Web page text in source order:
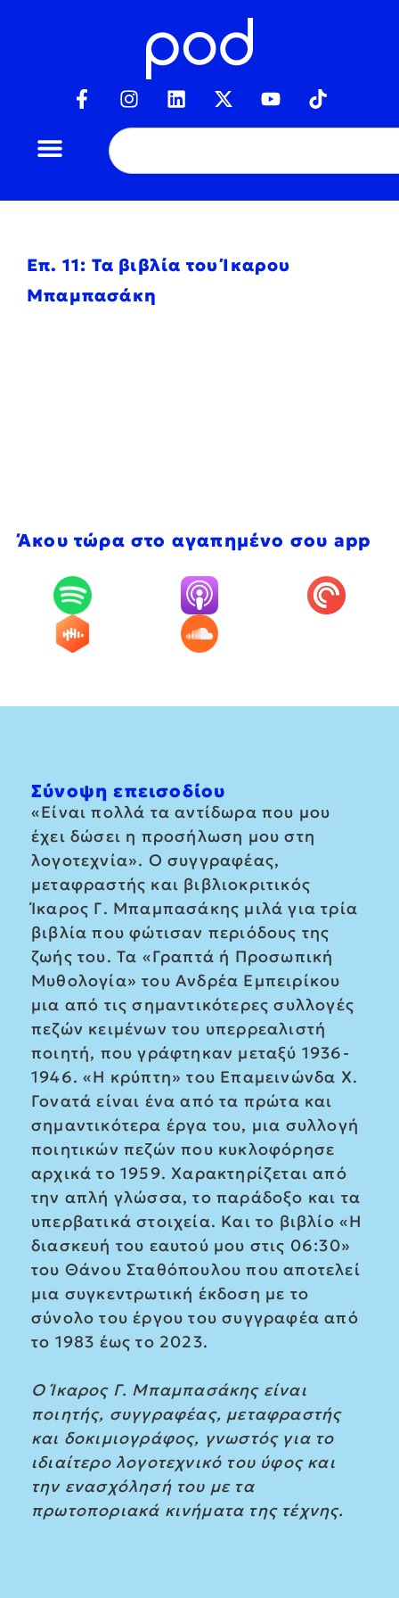
Επ. 11: Τα βιβλία του Ίκαρου
Μπαμπασάκη
Άκου τώρα στο αγαπημένο σου app
Σύνοψη επεισοδίου
«Είναι πολλά τα αντίδωρα που μου
έχει δώσει η προσήλωση μου στη
λογοτεχνία». Ο συγγραφέας,
μεταφραστής και βιβλιοκριτικός
Ίκαρος Γ. Μπαμπασάκης μιλά για τρία
βιβλία που φώτισαν περιόδους της
ζωής του. Τα «Γραπτά ή Προσωπική
Μυθολογία» του Ανδρέα Εμπειρίκου
μια από τις σημαντικότερες συλλογές
πεζών κειμένων του υπερρεαλιστή
ποιητή, που γράφτηκαν μεταξύ 1936-
1946. «Η κρύπτη» του Επαμεινώνδα Χ.
Γονατά είναι ένα από τα πρώτα και
σημαντικότερα έργα του, μια συλλογή
ποιητικών πεζών που κυκλοφόρησε
αρχικά το 1959. Χαρακτηρίζεται από
την απλή γλώσσα, το παράδοξο και τα
υπερβατικά στοιχεία. Και το βιβλίο «Η
διασκευή του εαυτού μου στις 06:30»
του Θάνου Σταθόπουλου που αποτελεί
μια συγκεντρωτική έκδοση με το
σύνολο του έργου του συγγραφέα από
το 1983 έως το 2023.
Ο Ίκαρος Γ. Μπαμπασάκης είναι
ποιητής, συγγραφέας, μεταφραστής
και δοκιμιογράφος, γνωστός για το
ιδιαίτερο λογοτεχνικό του ύφος και
την ενασχόλησή του με τα
πρωτοποριακά κινήματα της τέχνης.